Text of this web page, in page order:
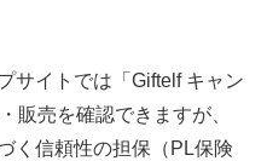
サイトでは「Giftelf キャン
販売を確認できますが、
く信頼性の担保（PL保険